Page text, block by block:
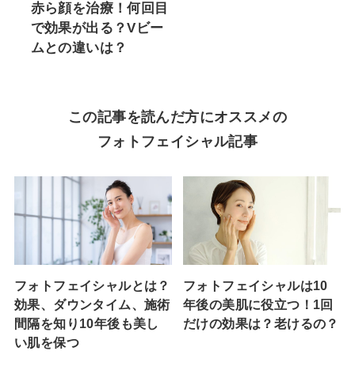
赤ら顔を治療！何回目
で効果が出る？Vビー
ムとの違いは？
この記事を読んだ方にオススメの
フォトフェイシャル記事
フォトフェイシャルとは？
効果、ダウンタイム、施術
間隔を知り10年後も美し
い肌を保つ
フォトフェイシャルは10
年後の美肌に役立つ！1回
だけの効果は？老けるの？